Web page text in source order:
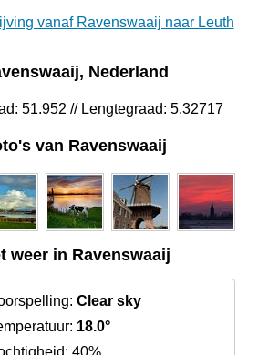
vanaf Ravenswaaij naar Leuth
Nederland
51.952 // Lengtegraad: 5.32717
van Ravenswaaij
weer in Ravenswaaij
Clear sky
18.0°